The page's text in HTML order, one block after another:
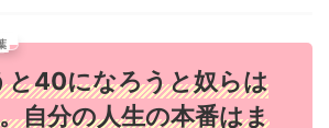
40になろうと奴らは
自分の人生の本番はま